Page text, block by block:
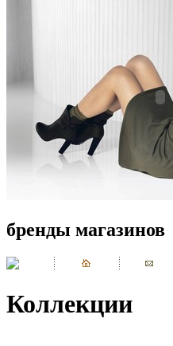
бренды магазинов
Коллекции